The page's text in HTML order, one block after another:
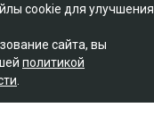
cookie для улучшения
сайта, вы
политикой